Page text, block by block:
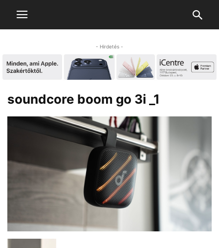
- Hirdetés -
soundcore boom go 3i _1